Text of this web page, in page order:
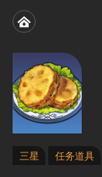
三星 任务道具